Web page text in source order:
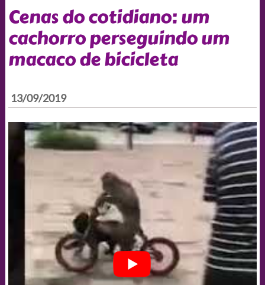
Cenas do cotidiano: um
cachorro perseguindo um
macaco de bicicleta
13/09/2019